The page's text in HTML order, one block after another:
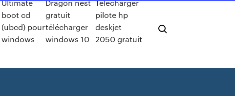
Ultimate
boot cd
(ubcd) pour
windows
Dragon nest
gratuit
télécharger
windows 10
Telecharger
pilote hp
deskjet
2050 gratuit